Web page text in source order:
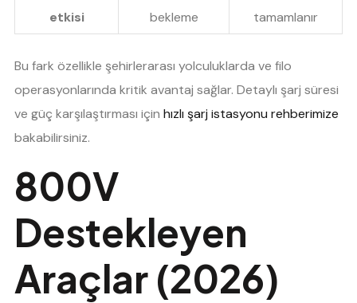
etkisi
bekleme
tamamlanır
Bu fark özellikle şehirlerarası yolculuklarda ve filo
operasyonlarında kritik avantaj sağlar. Detaylı şarj süresi
ve güç karşılaştırması için hızlı şarj istasyonu rehberimize
bakabilirsiniz.
800V
Destekleyen
Araçlar (2026)